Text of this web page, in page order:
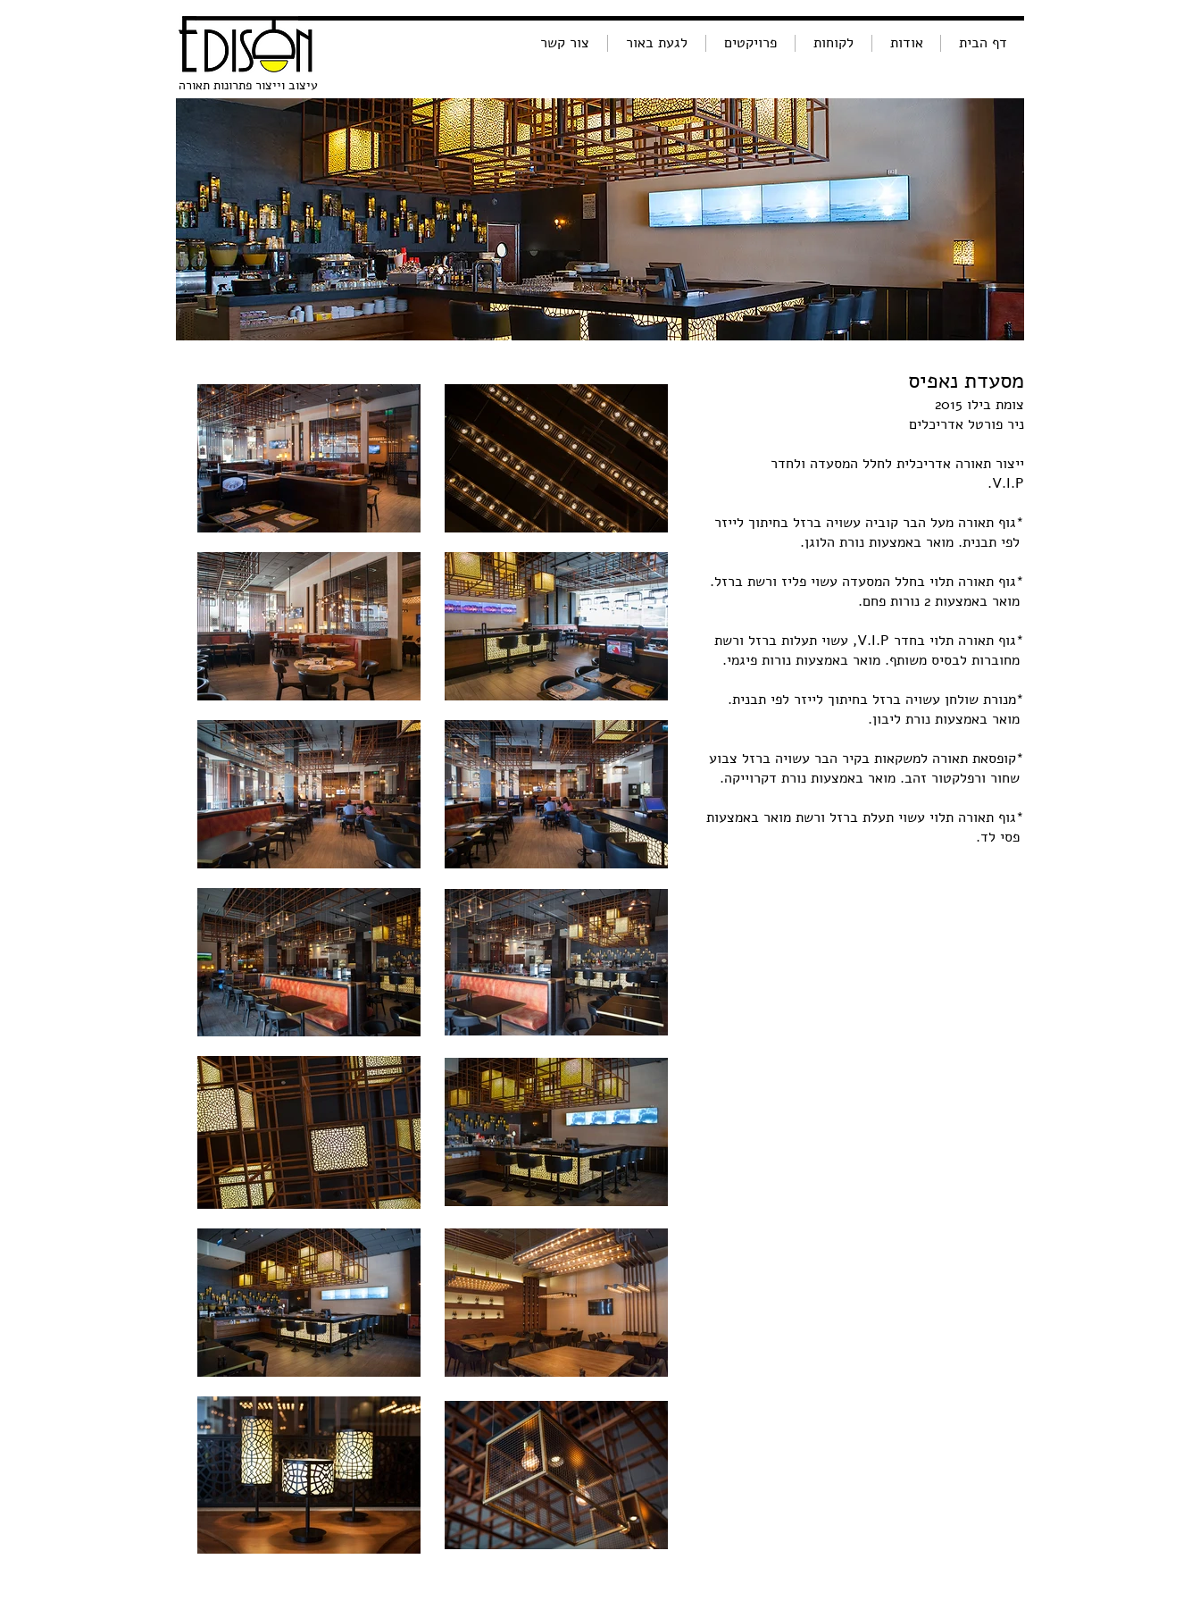
צור קשר לגעת באור פרויקטים לקוחות אודות דף הבית
עיצוב וייצור פתרונות תאורה
מסעדת נאפיס
צומת בילו 2015
ניר פורטל אדריכלים
ייצור תאורה אדריכלית לחלל המסעדה ולחדר
V.I.P.
*גוף תאורה מעל הבר קוביה עשויה ברזל בחיתוך לייזר
לפי תבנית. מואר באמצעות נורת הלוגן.
*גוף תאורה תלוי בחלל המסעדה עשוי פליז ורשת ברזל.
מואר באמצעות 2 נורות פחם.
*גוף תאורה תלוי בחדר V.I.P, עשוי תעלות ברזל ורשת
מחוברות לבסיס משותף. מואר באמצעות נורות פיגמי.
*מנורת שולחן עשויה ברזל בחיתוך לייזר לפי תבנית.
מואר באמצעות נורת ליבון.
*קופסאת תאורה למשקאות בקיר הבר עשויה ברזל צבוע
שחור ורפלקטור זהב. מואר באמצעות נורת דקרוייקה.
*גוף תאורה תלוי עשוי תעלת ברזל ורשת מואר באמצעות
פסי לד.